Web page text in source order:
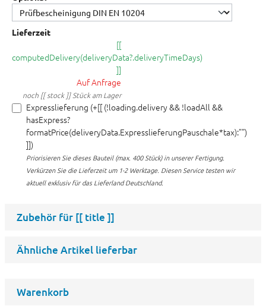
Lieferzeit
[[
computedDelivery(deliveryData?.deliveryTimeDays)
]]
Auf Anfrage
noch [[ stock ]] Stück am Lager
Expresslieferung (+[[ (!loading.delivery && !loadAll &&
hasExpress?
formatPrice(deliveryData.ExpresslieferungPauschale*tax):"")
]])
Priorisieren Sie dieses Bauteil (max. 400 Stück) in unserer Fertigung.
Verkürzen Sie die Lieferzeit um 1-2 Werktage. Diesen Service testen wir
aktuell exklusiv für das Lieferland Deutschland.
Zubehör für [[ title ]]
Ähnliche Artikel lieferbar
Warenkorb